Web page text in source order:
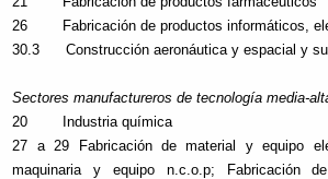
26 Fabricación de productos informáticos,
30.3 Construcción aeronáutica y espacial y su
Sectores manufactureros de tecnología media-
20 Industria química
27 a 29 Fabricación de material y equipo
maquinaria y equipo n.c.o.p; Fabricación